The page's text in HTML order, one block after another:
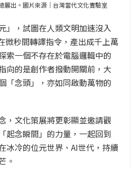
展出。圖片來源｜台灣當代文化實驗室
」，試圖在人類文明加速沒入
微秒間轉譯指令，產出成千上萬
索一個不存在於電腦邏輯中的
向的是創作者撥動開關前，大
「念頭」，亦如同啟動萬物的
，文化策展將更彰顯並邀請觀
起念瞬間」的力量，一起回到
冰冷的位元世界、AI世代，持續
。